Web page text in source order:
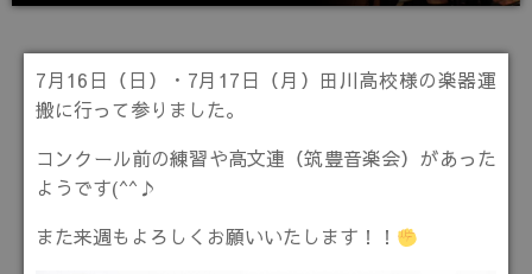
7月16日（日）・7月17日（月）田川高校様の楽器運
搬に行って参りました。
コンクール前の練習や高文連（筑豊音楽会）があった
ようです(^^♪
また来週もよろしくお願いいたします！！